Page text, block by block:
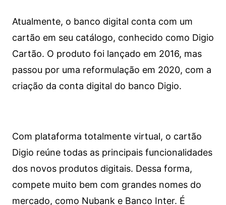
Atualmente, o banco digital conta com um
cartão em seu catálogo, conhecido como Digio
Cartão. O produto foi lançado em 2016, mas
passou por uma reformulação em 2020, com a
criação da conta digital do banco Digio.
Com plataforma totalmente virtual, o cartão
Digio reúne todas as principais funcionalidades
dos novos produtos digitais. Dessa forma,
compete muito bem com grandes nomes do
mercado, como Nubank e Banco Inter. É